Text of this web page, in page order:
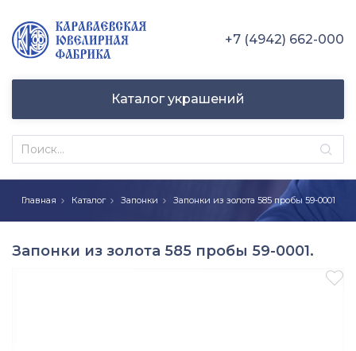
+7 (4942) 662-000
Каталог украшений
Главная Каталог Запонки Запонки из золота 585 пробы 59-0001
Запонки из золота 585 пробы 59-0001.
